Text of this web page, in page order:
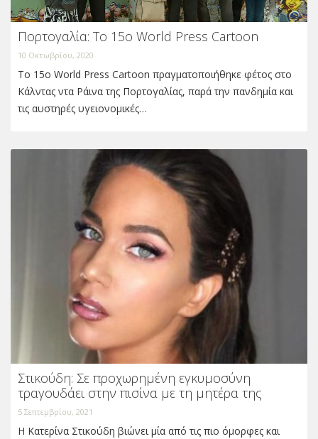
Πορτογαλία: Το 15ο World Press Cartoon
10 Οκτωβρίου, 2020
Το 15ο World Press Cartoon πραγματοποιήθηκε φέτος στο
Κάλντας ντα Ράινα της Πορτογαλίας, παρά την πανδημία και
τις αυστηρές υγειονομικές…
Στικούδη: Σε προχωρημένη εγκυμοσύνη
τραγουδάει στην πισίνα με τη μητέρα της
5 Σεπτεμβρίου, 2021
Η Κατερίνα Στικούδη βιώνει μία από τις πιο όμορφες και